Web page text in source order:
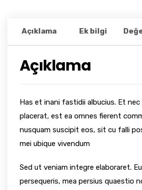
Açıklama Ek bilgi
Açıklama
Has et inani fastidii albucius. Et nec
placerat, est ea omnes fierent
nusquam suscipit eos, sit cu falli
mei ubique vivendum
Sed ut veniam integre elaboraret.
persequeris, mea persius quaestio